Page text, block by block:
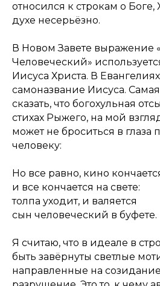
относился к строкам о
духе несерьёзно.
В Новом Завете выражение
Человеческий»
Иисуса Христа. В
самоназвание Иисуса.
сказать, что богохульная
стихах Рыжего, на мой
может не броситься в глаза
человеку:
Но все равно, кино
и все кончается на свете:
толпа уходит, и валяется
сын человеческий в буфете.
Я считаю, что в идеале в
быть завёрнуты светлые
направленные на